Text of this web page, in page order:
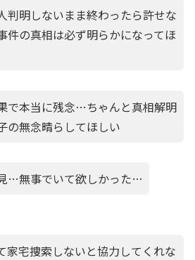
判明しないまま終わったら許せな
件の真相は必ず明らかになってほ
で本当に残念…ちゃんと真相解明
の無念晴らしてほしい
…無事でいて欲しかった…
家宅捜索しないと協力してくれな